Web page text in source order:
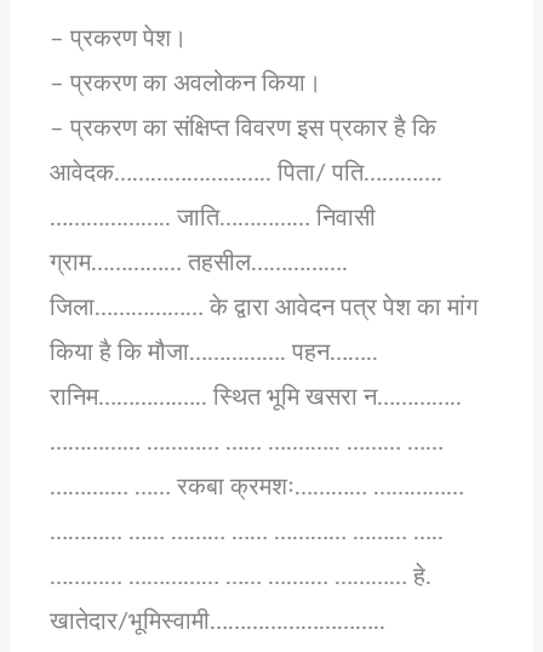
– प्रकरण पेश।
– प्रकरण का अवलोकन किया।
– प्रकरण का संक्षिप्त विवरण इस प्रकार है कि
आवेदक…………………….. पिता/ पति………….
……………….. जाति…………… निवासी
ग्राम…………… तहसील…………….
जिला……………… के द्वारा आवेदन पत्र पेश का मांग
किया है कि मौजा……………. पहन……..
रानिम………….….. स्थित भूमि खसरा न…………..
…………… ………… …… ….…….. ……… ……
……….… …… रकबा क्रमशः………… ……………
………… …… ……… …… ………… ……… …..
………… …………… …… …….… ………… हे.
खातेदार/भूमिस्वामी………………………..